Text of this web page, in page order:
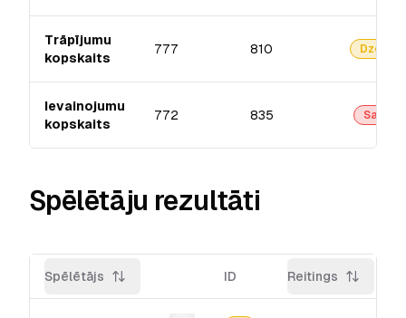
Trāpījumu
kopskaits
777 810
Ievainojumu
kopskaits
772 835
Spēlētāju rezultāti
Spēlētājs ID Reitings